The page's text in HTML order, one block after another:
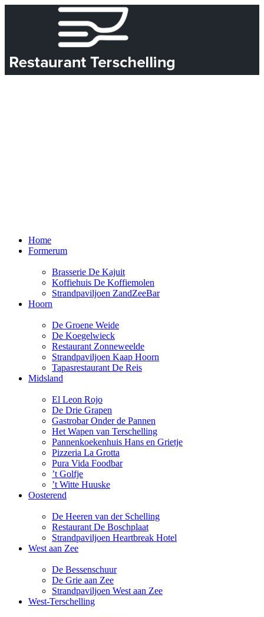
Home
Formerum
Brasserie De Kajuit
Koffiehuis De Koffiemolen
Strandpaviljoen ZandZeeBar
Hoorn
De Groene Weide
De Koegelwieck
Restaurant Zonneweelde
Strandpaviljoen Kaap Hoorn
Tapasrestaurant De Reis
Midsland
El Leon Rojo
De Drie Grapen
Gastrobar Onder de Pannen
Het Wapen van Terschelling
Pannenkoekenhuis Hans en Grietje
Pizzeria La Grotta
Pura Vida Foodbar
’t Golfje
’t Witte Huuske
Oosterend
De Heeren van der Schelling
Restaurant De Boschplaat
Strandpaviljoen Heartbreak Hotel
West aan Zee
De Bessenschuur
De Grie aan Zee
Strandpaviljoen West aan Zee
West-Terschelling